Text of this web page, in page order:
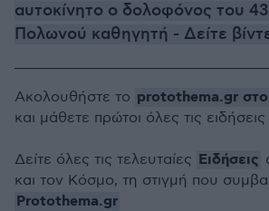
αυτοκίνητο ο δολοφόνος του
Πολωνού καθηγητή - Δείτε
Ακολουθήστε το protothema.gr
και μάθετε πρώτοι όλες τις ειδήσεις
Δείτε όλες τις τελευταίες Ειδήσεις
και τον Κόσμο, τη στιγμή που
Protothema.gr